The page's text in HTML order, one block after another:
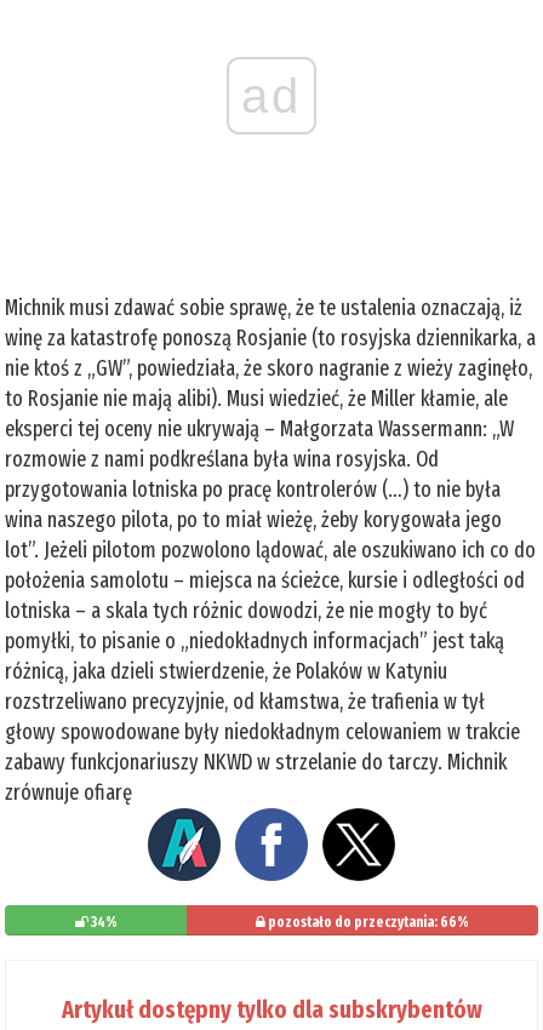
ad
Michnik musi zdawać sobie sprawę, że te ustalenia oznaczają, iż
winę za katastrofę ponoszą Rosjanie (to rosyjska dziennikarka, a
nie ktoś z „GW”, powiedziała, że skoro nagranie z wieży zaginęło,
to Rosjanie nie mają alibi). Musi wiedzieć, że Miller kłamie, ale
eksperci tej oceny nie ukrywają – Małgorzata Wassermann: „W
rozmowie z nami podkreślana była wina rosyjska. Od
przygotowania lotniska po pracę kontrolerów (…) to nie była
wina naszego pilota, po to miał wieżę, żeby korygowała jego
lot”. Jeżeli pilotom pozwolono lądować, ale oszukiwano ich co do
położenia samolotu – miejsca na ścieżce, kursie i odległości od
lotniska – a skala tych różnic dowodzi, że nie mogły to być
pomyłki, to pisanie o „niedokładnych informacjach” jest taką
różnicą, jaka dzieli stwierdzenie, że Polaków w Katyniu
rozstrzeliwano precyzyjnie, od kłamstwa, że trafienia w tył
głowy spowodowane były niedokładnym celowaniem w trakcie
zabawy funkcjonariuszy NKWD w strzelanie do tarczy. Michnik
zrównuje ofiarę
34% pozostało do przeczytania: 66%
Artykuł dostępny tylko dla subskrybentów